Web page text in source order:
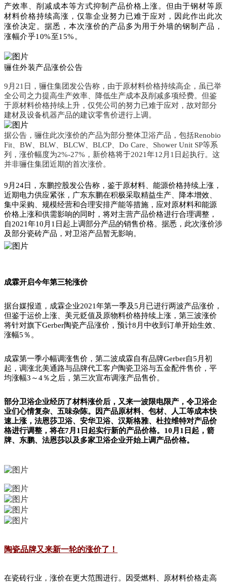
产效率、削减成本等方式抑制产品价格上涨。但由于钢材等原
材料价格持续高涨，仅靠企业努力已难于应对，因此作出此次
涨价决定。据悉，本次涨价的产品多为用于外墙的钢制产品，
涨幅介乎10%至15%。
骊住外装产品涨价公告
9月21日，骊住集团发公告称，由于原材料价格持续高企，虽已举
全公司之力提高生产效率、降低生产成本及削减多项经费。但鉴
于原材料价格持续上升，仅凭公司的努力已难于应对，故对部分
建材及设备机器产品的建议零售价进行上调。
据公告，骊住此次涨价的产品为部分整体卫浴产品，包括Renobio
Fit、BW、BLW、BLCW、BLCP、Do Care、Shower Unit SP等系
列，涨价幅度为2%-27%，新价格将于2021年12月1日起执行。这
并非骊住集团近期的首次涨价。
9月24日，东鹏控股发公告称，鉴于原材料、能源价格持续上涨，
近期电力供应紧张，广东东鹏在积极采取精益生产、降本增效、
集中采购、规模经营和合理安排产能等措施，应对原材料和能源
价格上涨和供需影响的同时，将对主营产品价格进行合理调整，
自2021年10月1日起上调部分产品的销售价格。据悉，此次涨价涉
及部分瓷砖产品，对卫浴产品暂无影响。
成霖开启今年第三轮涨价
据台媒报道，成霖企业2021年第一季及5月已进行两波产品涨价，
但鉴于运价上涨、美元贬值及原物料价格持续上涨，第三波涨价
将针对旗下Gerber陶瓷产品涨价，预计8月中收到订单开始生效、
涨幅5％。
成霖第一季小幅调涨售价，第二波成霖自有品牌Gerber自5月初
起，调涨北美通路与品牌代工客户陶瓷卫浴与五金配件售价，平
均涨幅3～4％之后，第三次宣布调涨产品售价。
​部分卫浴企业经历了材料涨价后，又来一波限电限产，令卫浴企
业们心情复杂、五味杂陈。
因产品原材料、包材、人工等成本快
速上涨，法恩莎卫浴、安华卫浴、汉斯格雅、杜拉维特对产品价
格进行调整，将在7月1日起实行新的产品价格。10月1日起，箭
牌、东鹏、法恩莎以及多家卫浴企业开始上调产品价格。
陶瓷品牌又来新一轮的涨价了！
在瓷砖行业，涨价在更大范围进行。因受燃料、原材料价格走高